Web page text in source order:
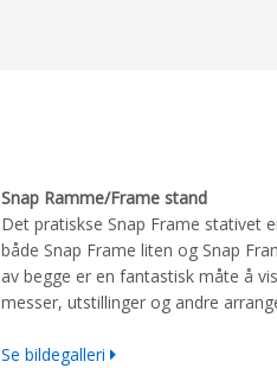
Snap Ramme/Frame stand
Det pratiskse Snap Frame stativet
både Snap Frame liten og Snap
av begge er en fantastisk måte å
messer, utstillinger og andre
Se bildegalleri